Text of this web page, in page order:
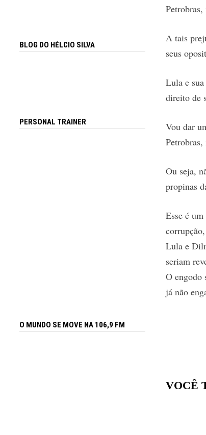
A tais
seus
Lula e
direito de
Vou dar
Ou seja,
propinas
Esse é
Lula e
seriam
O engodo
já não
VOCÊ
BLOG DO HÉLCIO SILVA
PERSONAL TRAINER
O MUNDO SE MOVE NA 106,9 FM